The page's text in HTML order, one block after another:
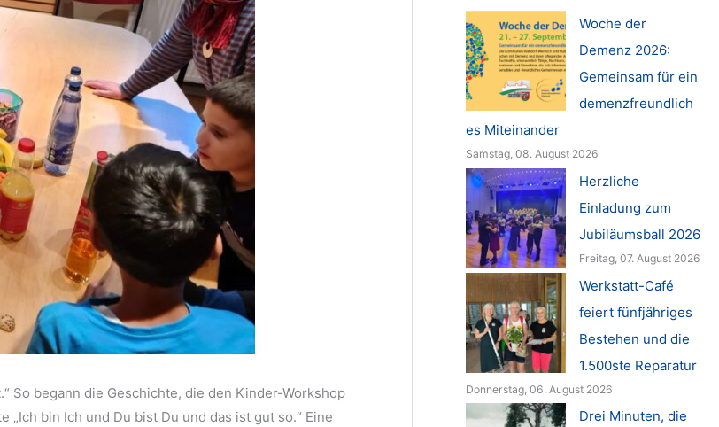
So begann die Geschichte, die den Kinder-Workshop
bin Ich und Du bist Du und das ist gut so.“ Eine
Woche der
Demenz 2026:
Gemeinsam für ein
demenzfreundlich
es Miteinander
Samstag, 08. August 2026
Herzliche
Einladung zum
Jubiläumsball 2026
Freitag, 07. August 2026
Werkstatt-Café
feiert fünfjähriges
Bestehen und die
1.500ste Reparatur
Donnerstag, 06. August 2026
Drei Minuten, die